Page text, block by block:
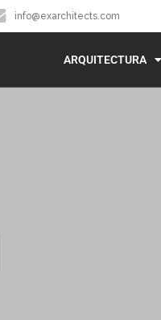
info@exarchitects.com
ARQUITECTURA